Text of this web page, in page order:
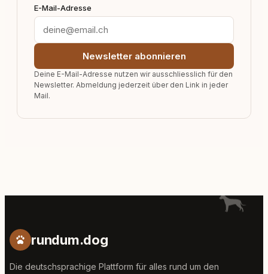
E-Mail-Adresse
Newsletter abonnieren
Deine E-Mail-Adresse nutzen wir ausschliesslich für den
Newsletter. Abmeldung jederzeit über den Link in jeder
Mail.
rundum.dog
Die deutschsprachige Plattform für alles rund um den